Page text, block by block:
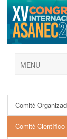
MENU
Comité
Comité Científico